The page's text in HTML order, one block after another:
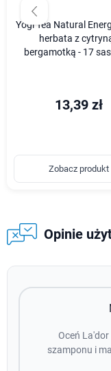
Yogi Tea Natural
herbata z
bergamotką - 17
13,39 zł
Zobacz produkt
Opinie
Oceń
szamponu i